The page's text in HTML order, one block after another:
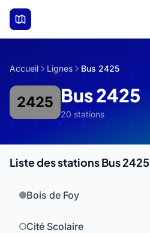
Aller au contenu principal
Accueil Lignes Bus 2425
2425 Bus 2425
20 stations
Liste des stations Bus 2425
Bois de Foy
Cité Scolaire